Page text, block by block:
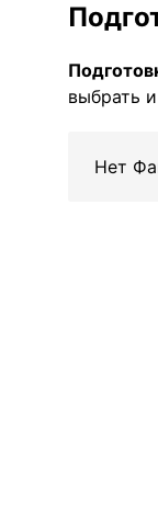
выбрать
Нет